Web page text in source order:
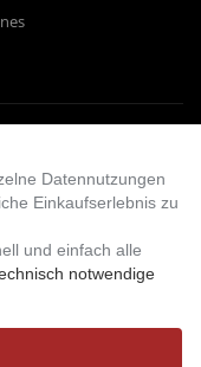
Datennutzungen
Einkaufserlebnis zu
und einfach alle
notwendige